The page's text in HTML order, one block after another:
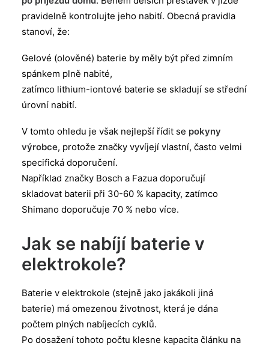
pravidelně kontrolujte jeho nabití. Obecná pravidla
stanoví, že:
Gelové (olověné) baterie by měly být před zimním
spánkem plně nabité,
zatímco lithium-iontové baterie se skladují se střední
úrovní nabití.
V tomto ohledu je však nejlepší řídit se pokyny
výrobce, protože značky vyvíjejí vlastní, často velmi
specifická doporučení.
Například značky Bosch a Fazua doporučují
skladovat baterii při 30-60 % kapacity, zatímco
Shimano doporučuje 70 % nebo více.
Jak se nabíjí baterie v
elektrokole?
Baterie v elektrokole (stejně jako jakákoli jiná
baterie) má omezenou životnost, která je dána
počtem plných nabíjecích cyklů.
Po dosažení tohoto počtu klesne kapacita článku na